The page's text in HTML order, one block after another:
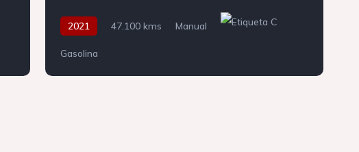
2021 47.100 kms Manual
Gasolina